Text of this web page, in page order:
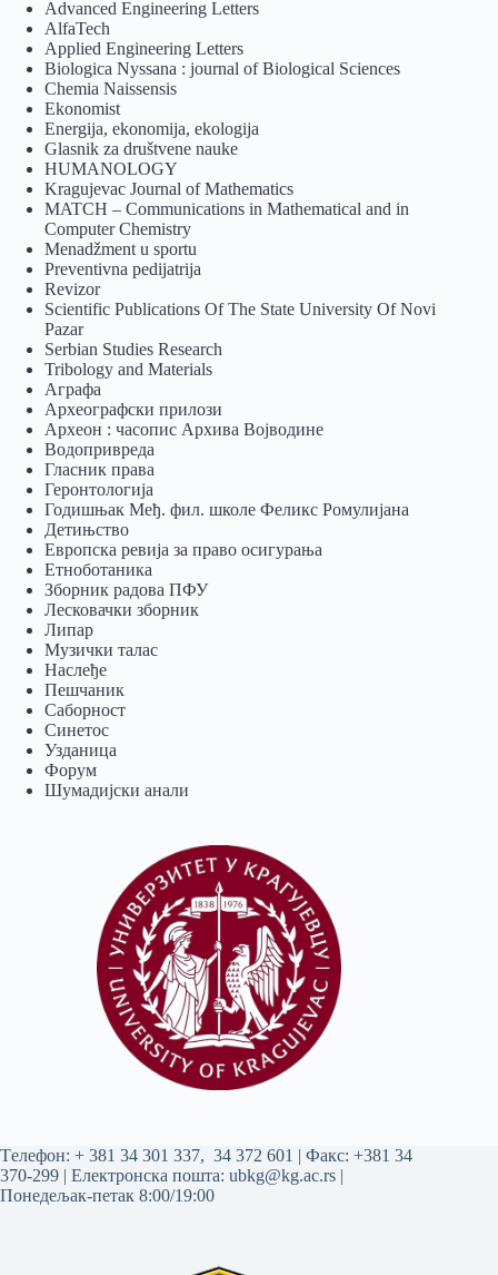
Advanced Engineering Letters
AlfaTech
Applied Engineering Letters
Biologica Nyssana : journal of Biological Sciences
Chemia Naissensis
Ekonomist
Energija, ekonomija, ekologija
Glasnik za društvene nauke
HUMANOLOGY
Kragujevac Journal of Mathematics
MATCH – Communications in Mathematical and in
Computer Chemistry
Menadžment u sportu
Preventivna pedijatrija
Revizor
Scientific Publications Of The State University Of Novi
Pazar
Serbian Studies Research
Tribology and Materials
Аграфа
Археографски прилози
Археон : часопис Архива Војводине
Водопривреда
Гласник права
Геронтологија
Годишњак Међ. фил. школе Феликс Ромулијана
Детињство
Европска ревија за право осигурања
Eтноботаника
Зборник радова ПФУ
Лесковачки зборник
Липар
Музички талас
Наслеђе
Пешчаник
Саборност
Синетос
Узданица
Форум
Шумадијски анали
Tелефон: + 381 34 301 337, 34 372 601 | Факс: +381 34
370-299 | Електронска пошта: ubkg@kg.ac.rs |
Понедељак-петак 8:00/19:00